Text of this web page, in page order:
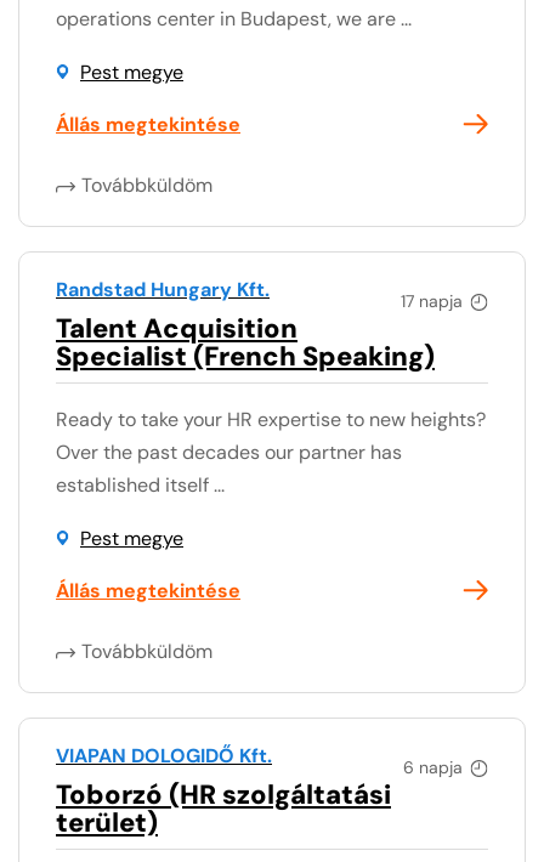
operations center in Budapest, we are ...
Pest megye
Állás megtekintése
Továbbküldöm
17 napja
Randstad Hungary Kft.
Talent Acquisition
Specialist (French Speaking)
Ready to take your HR expertise to new heights?
Over the past decades our partner has
established itself ...
Pest megye
Állás megtekintése
Továbbküldöm
6 napja
VIAPAN DOLOGIDŐ Kft.
Toborzó (HR szolgáltatási
terület)